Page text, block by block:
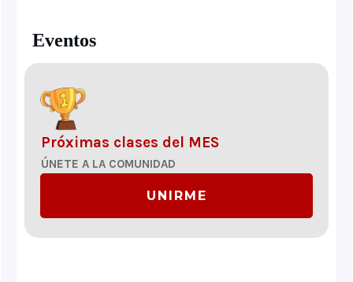
Eventos
Próximas clases del MES
ÚNETE A LA COMUNIDAD
UNIRME